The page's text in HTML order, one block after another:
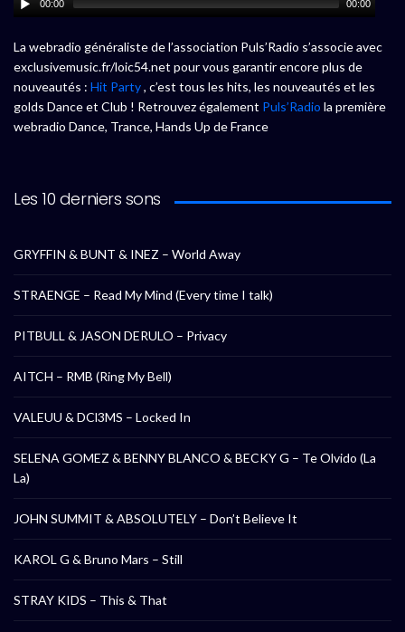
00:00 00:00
La webradio généraliste de l’association Puls’Radio s’associe avec
exclusivemusic.fr/loic54.net pour vous garantir encore plus de
nouveautés : Hit Party, c’est tous les hits, les nouveautés et les
golds Dance et Club ! Retrouvez également Puls’Radio la première
webradio Dance, Trance, Hands Up de France
Les 10 derniers sons
GRYFFIN & BUNT & INEZ – World Away
STRAENGE – Read My Mind (Every time I talk)
PITBULL & JASON DERULO – Privacy
AITCH – RMB (Ring My Bell)
VALEUU & DCl3MS – Locked In
SELENA GOMEZ & BENNY BLANCO & BECKY G – Te Olvido (La
La)
JOHN SUMMIT & ABSOLUTELY – Don’t Believe It
KAROL G & Bruno Mars – Still
STRAY KIDS – This & That